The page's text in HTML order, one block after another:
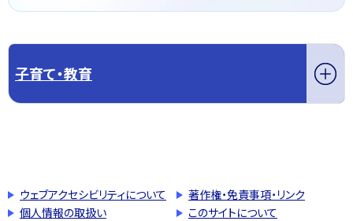
子育て・教育
ウェブアクセシビリティについて
著作権・免責事項・リンク
個人情報の取扱い
このサイトについて